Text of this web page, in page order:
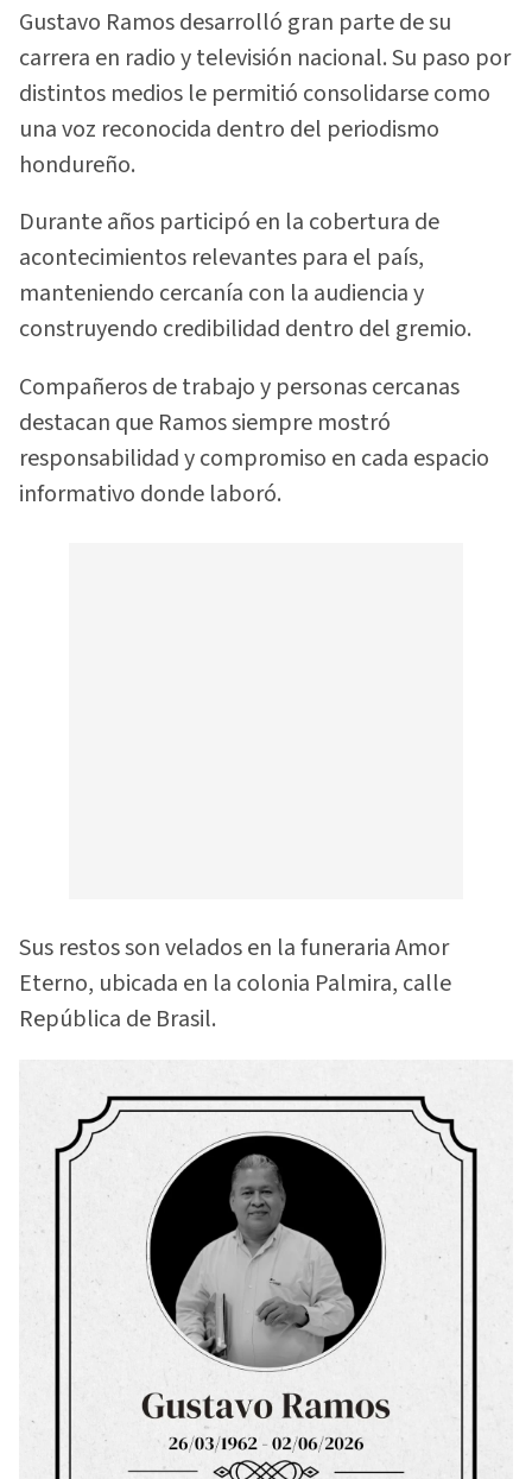
Gustavo Ramos desarrolló gran parte de su
carrera en radio y televisión nacional. Su paso por
distintos medios le permitió consolidarse como
una voz reconocida dentro del periodismo
hondureño.
Durante años participó en la cobertura de
acontecimientos relevantes para el país,
manteniendo cercanía con la audiencia y
construyendo credibilidad dentro del gremio.
Compañeros de trabajo y personas cercanas
destacan que Ramos siempre mostró
responsabilidad y compromiso en cada espacio
informativo donde laboró.
Sus restos son velados en la funeraria Amor
Eterno, ubicada en la colonia Palmira, calle
República de Brasil.